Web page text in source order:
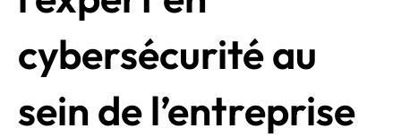
cybersécurité au
sein de l’entreprise